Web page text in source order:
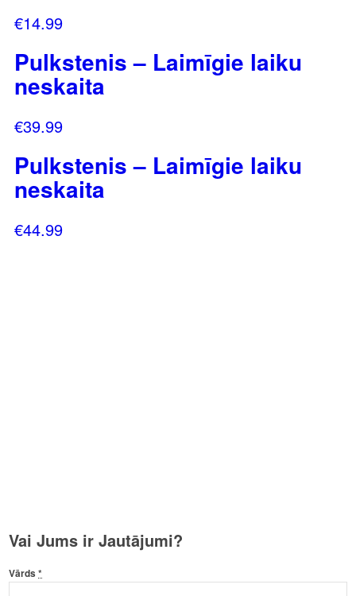
€14.99
Pulkstenis – Laimīgie laiku
neskaita
€39.99
Pulkstenis – Laimīgie laiku
neskaita
€44.99
Vai Jums ir Jautājumi?
Vārds*